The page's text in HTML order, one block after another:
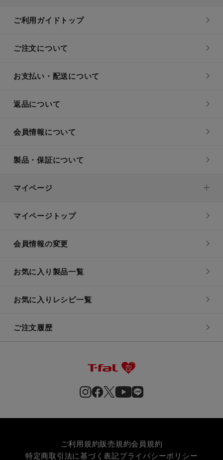
ご利用ガイドトップ
ご注文について
お支払い・配送について
返品について
会員情報について
製品・保証について
マイページ
マイページトップ
会員情報の変更
お気に入り製品一覧
お気に入りレシピ一覧
ご注文履歴
ご利用規約販売規約会員規約
特定商取引法に基づく表記プライバシーポリシー